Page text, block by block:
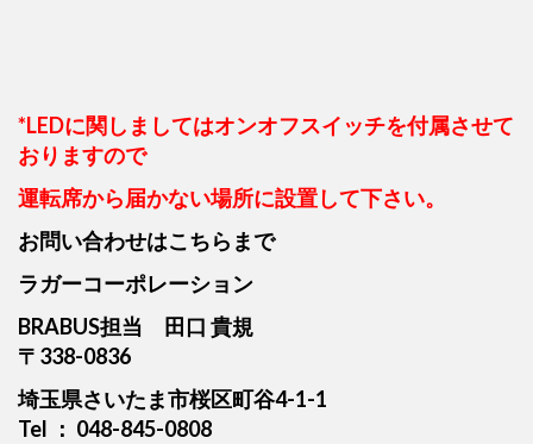
*LEDに関しましてはオンオフスイッチを付属させて
おりますので
運転席から届かない場所に設置して下さい。
お問い合わせはこちらまで
ラガーコーポレーション
BRABUS担当 田口 貴規
〒338-0836
埼玉県さいたま市桜区町谷4-1-1
Tel ： 048-845-0808